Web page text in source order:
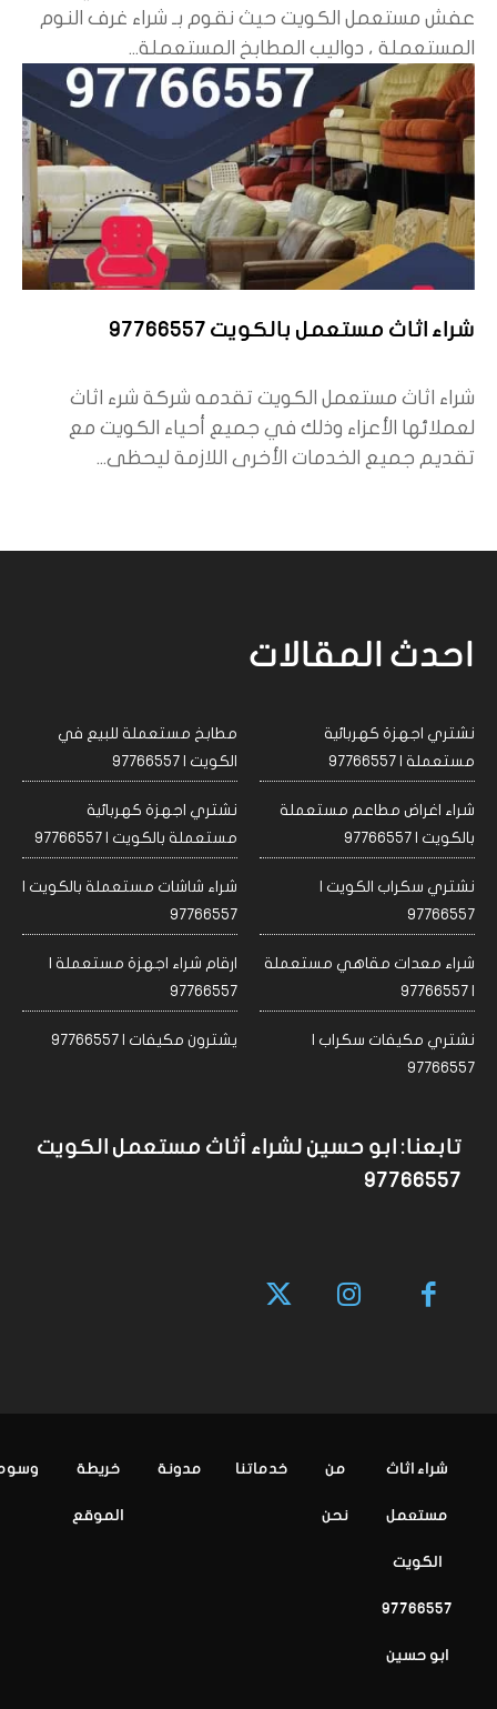
عفش مستعمل الكويت حيث نقوم بـ شراء غرف النوم
المستعملة ، دواليب المطابخ المستعملة...
شراء اثاث مستعمل بالكويت 97766557
شراء اثاث مستعمل الكويت تقدمه شركة شرء اثاث
لعملائها الأعزاء وذلك في جميع أحياء الكويت مع
تقديم جميع الخدمات الأخرى اللازمة ليحظى...
احدث المقالات
نشتري اجهزة كهربائية
مستعملة | 97766557
مطابخ مستعملة للبيع في
الكويت | 97766557
شراء اغراض مطاعم مستعملة
بالكويت | 97766557
نشتري اجهزة كهربائية
مستعملة بالكويت | 97766557
نشتري سكراب الكويت |
97766557
شراء شاشات مستعملة بالكويت |
97766557
شراء معدات مقاهي مستعملة
| 97766557
ارقام شراء اجهزة مستعملة |
97766557
نشتري مكيفات سكراب |
97766557
يشترون مكيفات | 97766557
تابعنا: ابو حسين لشراء أثاث مستعمل الكويت
97766557
شراء اثاث
مستعمل
الكويت
97766557
ابو حسين
من
نحن
خدماتنا مدونة خريطة
الموقع